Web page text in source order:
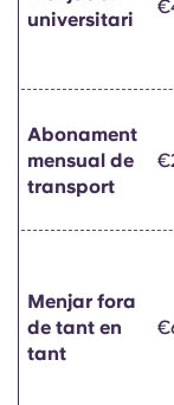
universitari
Abonament
mensual de
transport
Menjar fora
de tant en
tant